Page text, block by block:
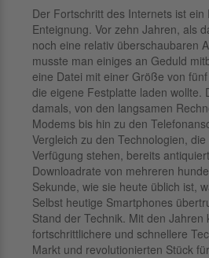
Der Fortschritt des Internets ist
Enteignung. Vor zehn Jahren, als
noch eine relativ überschaubaren
musste man einiges an Geduld
eine Datei mit einer Größe von
die eigene Festplatte laden wollte.
damals, von den langsamen
Modems bis hin zu den
Vergleich zu den Technologien,
Verfügung stehen, bereits
Downloadrate von mehreren
Sekunde, wie sie heute üblich ist,
Selbst heutige Smartphones
Stand der Technik. Mit den Jahren
fortschrittlichere und schnellere
Markt und revolutionierten Stück